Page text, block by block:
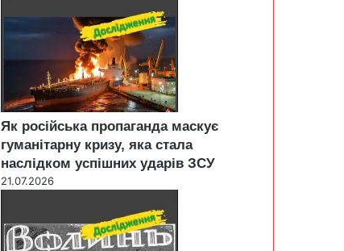
Як російська пропаганда маскує
гуманітарну кризу, яка стала
наслідком успішних ударів ЗСУ
21.07.2026